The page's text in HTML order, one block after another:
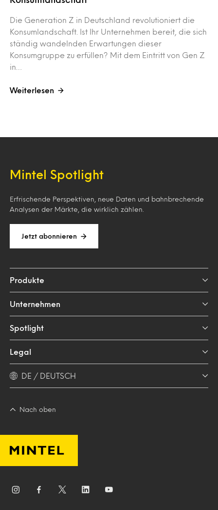
Die Generation Z in Deutschland revolutioniert die
Konsumlandschaft. Ist Ihr Unternehmen bereit, die sich
ständig wandelnden Erwartungen dieser
Konsumgruppe zu erfüllen? Mit dem Eintritt von Gen Z
in…
Weiterlesen
Mintel Spotlight
Erfrischende Perspektiven, neue Daten und bahnbrechende
Analysen der Märkte, die wirklich zählen.
Jetzt abonnieren
Produkte
Unternehmen
Spotlight
Legal
DE / DEUTSCH
Nach oben